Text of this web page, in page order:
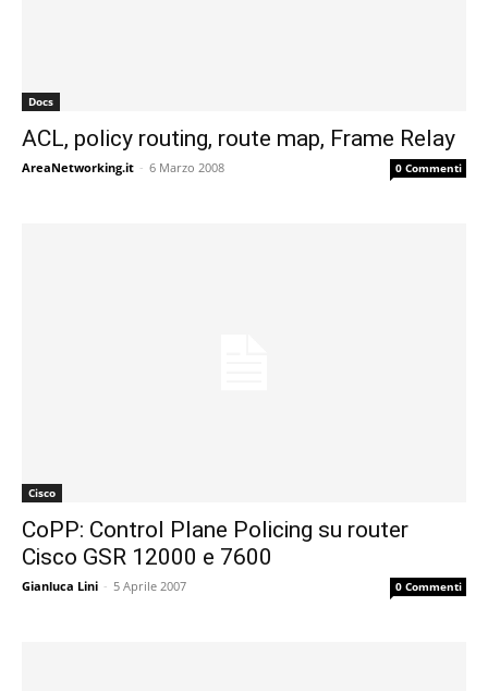
Docs
ACL, policy routing, route map, Frame Relay
AreaNetworking.it - 6 Marzo 2008 0 Commenti
Cisco
CoPP: Control Plane Policing su router
Cisco GSR 12000 e 7600
Gianluca Lini - 5 Aprile 2007 0 Commenti